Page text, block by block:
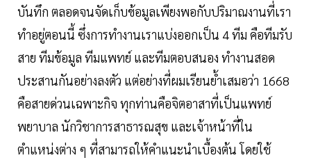
บันทึก ตลอดจนจัดเก็บข้อมูลเพียงพอกับปริมาณงานที่เรา
ทำอยู่ตอนนี้ ซึ่งการทำงานเราแบ่งออกเป็น 4 ทีม คือทีมรับ
สาย ทีมข้อมูล ทีมแพทย์ และทีมตอบสนอง ทำงานสอด
ประสานกันอย่างลงตัว แต่อย่างที่ผมเรียนย้ำเสมอว่า 1668
คือสายด่วนเฉพาะกิจ ทุกท่านคือจิตอาสาที่เป็นแพทย์
พยาบาล นักวิชาการสาธารณสุข และเจ้าหน้าที่ใน
ตำแหน่งต่าง ๆ ที่สามารถให้คำแนะนำเบื้องต้น โดยใช้